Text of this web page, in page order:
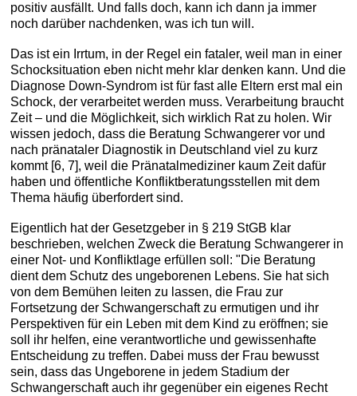
positiv ausfällt. Und falls doch, kann ich dann ja immer
noch darüber nachdenken, was ich tun will.
Das ist ein Irrtum, in der Regel ein fataler, weil man in einer
Schocksituation eben nicht mehr klar denken kann. Und die
Diagnose Down-Syndrom ist für fast alle Eltern erst mal ein
Schock, der verarbeitet werden muss. Verarbeitung braucht
Zeit – und die Möglichkeit, sich wirklich Rat zu holen. Wir
wissen jedoch, dass die Beratung Schwangerer vor und
nach pränataler Diagnostik in Deutschland viel zu kurz
kommt [6, 7], weil die Pränatalmediziner kaum Zeit dafür
haben und öffentliche Konfliktberatungsstellen mit dem
Thema häufig überfordert sind.
Eigentlich hat der Gesetzgeber in § 219 StGB klar
beschrieben, welchen Zweck die Beratung Schwangerer in
einer Not- und Konfliktlage erfüllen soll: "Die Beratung
dient dem Schutz des ungeborenen Lebens. Sie hat sich
von dem Bemühen leiten zu lassen, die Frau zur
Fortsetzung der Schwangerschaft zu ermutigen und ihr
Perspektiven für ein Leben mit dem Kind zu eröffnen; sie
soll ihr helfen, eine verantwortliche und gewissenhafte
Entscheidung zu treffen. Dabei muss der Frau bewusst
sein, dass das Ungeborene in jedem Stadium der
Schwangerschaft auch ihr gegenüber ein eigenes Recht